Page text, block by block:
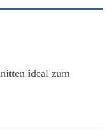
ideal zum